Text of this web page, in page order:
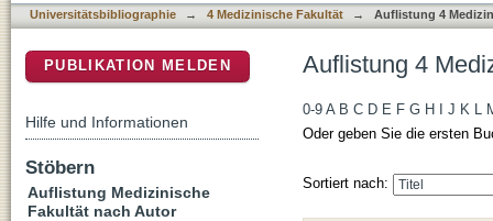
Universitätsbibliographie → 4 Medizinische Fakultät → Auflistung 4
Auflistung 4
0-9 A B C D E F G H J K L
Oder geben Sie die ersten
Sortiert nach:
PUBLIKATION MELDEN
Hilfe und Informationen
Stöbern
Auflistung Medizinische
Fakultät nach Autor